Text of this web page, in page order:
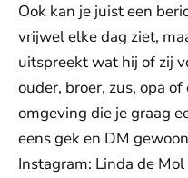
Ook kan je juist een
vrijwel elke dag ziet,
uitspreekt wat hij of zij
ouder, broer, zus, opa
omgeving die je graag
eens gek en DM
Instagram: Linda de